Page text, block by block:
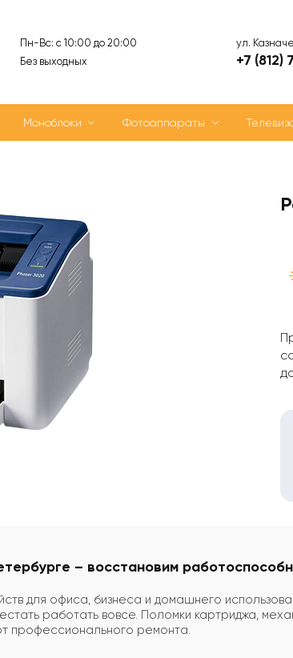
Пн-Вс: с 10:00 до 20:00
Без выходных
ул.
+7 (812)
Моноблоки Фотоаппараты
– восстановим
для офиса, бизнеса и домашнего
работать вовсе. Поломки картриджа,
профессионального ремонта.